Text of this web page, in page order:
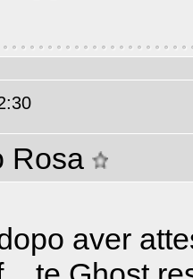
Rosa
aver